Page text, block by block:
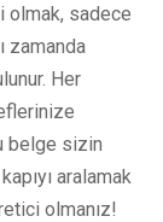
olmak, sadece
zamanda
Her
belge sizin
aralamak
olmanız!